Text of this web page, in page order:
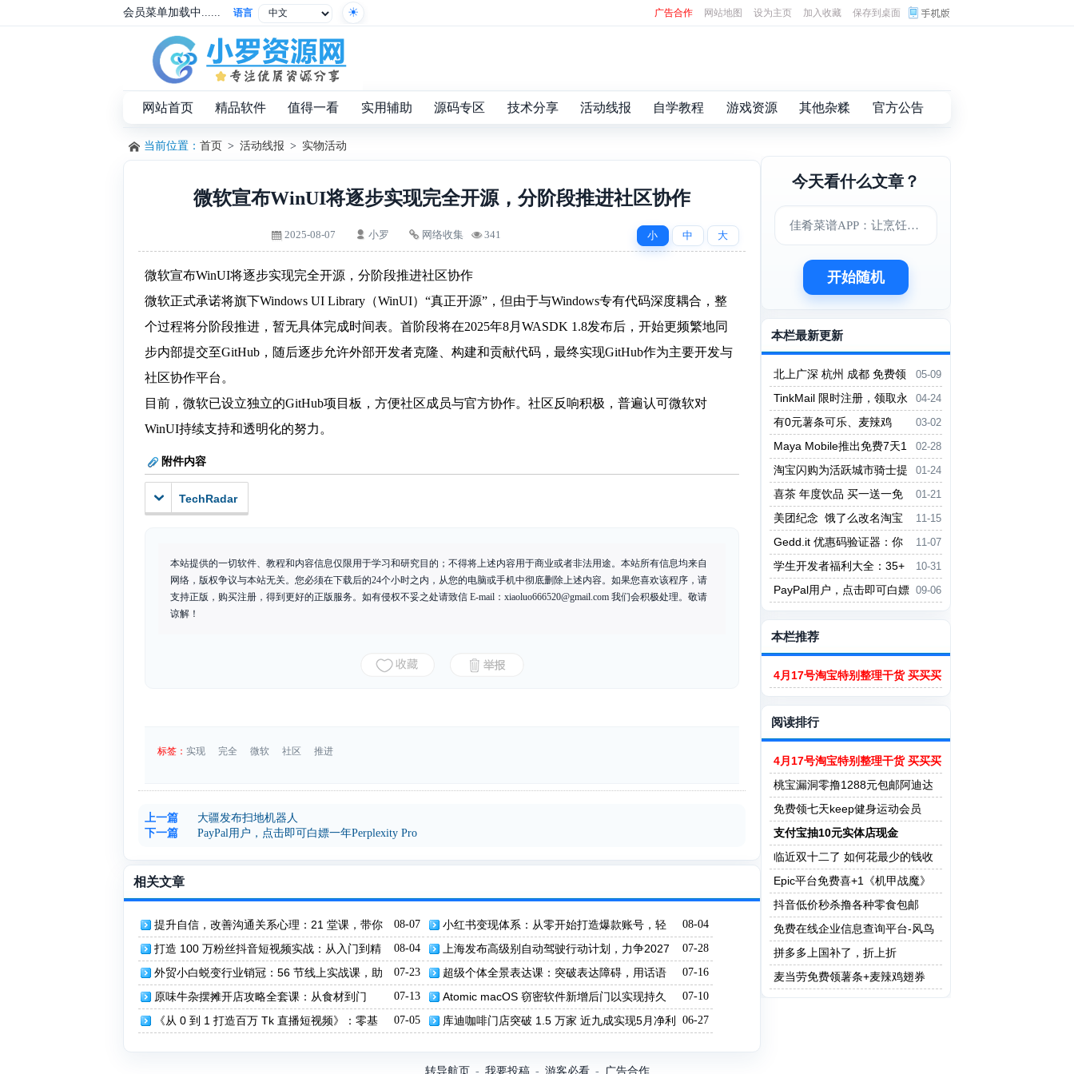
会员菜单加载中...... 语言 广告合作 网站地图 设为主页 加入收藏 保存到桌面
网站首页 精品软件 值得一看 实用辅助 源码专区 技术分享 活动线报 自学教程 游戏资源 其他杂糅 官方公告
当前位置： 首页 > 活动线报 > 实物活动
微软宣布WinUI将逐步实现完全开源，分阶段推进社区协作
小 中 大
2025-08-07 小罗 网络收集 341
微软宣布WinUI将逐步实现完全开源，分阶段推进社区协作
微软正式承诺将旗下Windows UI Library（WinUI）“真正开源”，但由于与Windows专有代码深度耦合，整
个过程将分阶段推进，暂无具体完成时间表。首阶段将在2025年8月WASDK 1.8发布后，开始更频繁地同
步内部提交至GitHub，随后逐步允许外部开发者克隆、构建和贡献代码，最终实现GitHub作为主要开发与
社区协作平台。
目前，微软已设立独立的GitHub项目板，方便社区成员与官方协作。社区反响积极，普遍认可微软对
WinUI持续支持和透明化的努力。
附件内容
TechRadar
本站提供的一切软件、教程和内容信息仅限用于学习和研究目的；不得将上述内容用于商业或者非法用途。本站所有信息均来自
网络，版权争议与本站无关。您必须在下载后的24个小时之内，从您的电脑或手机中彻底删除上述内容。如果您喜欢该程序，请
支持正版，购买注册，得到更好的正版服务。如有侵权不妥之处请致信 E-mail： xiaoluo666520@gmail.com 我们会积极处理。敬请
谅解！
标签： 实现 完全 微软 社区 推进
上一篇
大疆发布扫地机器人
下一篇
PayPal用户，点击即可白嫖一年Perplexity Pro
相关文章
08-07
提升自信，改善沟通关系心理：21 堂课，带你
实现由内而外的成长
08-04
小红书变现体系：从零开始打造爆款账号，轻
松实现内容电商盈利
08-04
打造 100 万粉丝抖音短视频实战：从入门到精
通，实现流量变现！
07-28
上海发布高级别自动驾驶行动计划，力争2027
年实现 L4 级自动驾驶突破600万人次
07-23
外贸小白蜕变行业销冠：56 节线上实战课，助
你实现业绩腾飞！
07-16
超级个体全景表达课：突破表达障碍，用话语
实现价值变现！
07-13
原味牛杂摆摊开店攻略全套课：从食材到门
店，助你实现稳健盈利！
07-10
Atomic macOS 窃密软件新增后门以实现持久
性攻击
07-05
《从 0 到 1 打造百万 Tk 直播短视频》：零基
06-27
库迪咖啡门店突破 1.5 万家 近九成实现5月净利
今天看什么文章？
佳肴菜谱APP：让烹饪变得更简单美味
开始随机
本栏最新更新
05-09
北上广深 杭州 成都 免费领
星巴克咖啡
04-24
TinkMail 限时注册，领取永
久免费商业套餐
03-02
有0元薯条可乐、麦辣鸡
块、麦乐鸡块领
02-28
Maya Mobile推出免费7天1
5GB全球漫游数据
01-24
淘宝闪购为活跃城市骑士提
供 150 元春节火车票补贴
01-21
喜茶 年度饮品 买一送一免
费领
11-15
美团纪念 饿了么改名淘宝
闪购送出一千万份小吃兑换券11-07
Gedd.it 优惠码验证器：你
的智能省钱助手，一键获取最优折
扣！
10-31
学生开发者福利大全：35+
项免费资源与工具优惠概览
09-06
PayPal用户，点击即可白嫖
一年Perplexity Pro
本栏推荐
4月17号淘宝特别整理干货 买买买
阅读排行
4月17号淘宝特别整理干货 买买买
桃宝漏洞零撸1288元包邮阿迪达
斯球鞋
免费领七天keep健身运动会员
支付宝抽10元实体店现金
临近双十二了 如何花最少的钱收
到最多的快递？
Epic平台免费喜+1《机甲战魔》
抖音低价秒杀撸各种零食包邮
免费在线企业信息查询平台-风鸟
查询 送5年会员
拼多多上国补了，折上折
麦当劳免费领薯条+麦辣鸡翅券
转导航页 - 我要投稿- 游客必看- 广告合作